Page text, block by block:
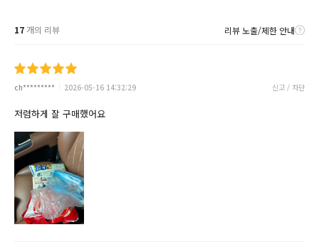
17개의 리뷰 리뷰 노출/제한 안내
ch********* 2026-05-16 14:32:29 신고 / 차단
저렴하게 잘 구매했어요